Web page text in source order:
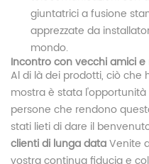
giuntatrici a fusione
apprezzate da
mondo.
Incontro con vecchi amici
Al di là dei prodotti, ciò che
mostra è stata
persone che rendono
stati lieti di dare il
clienti di lunga dataVenite
vostra continua fiducia e